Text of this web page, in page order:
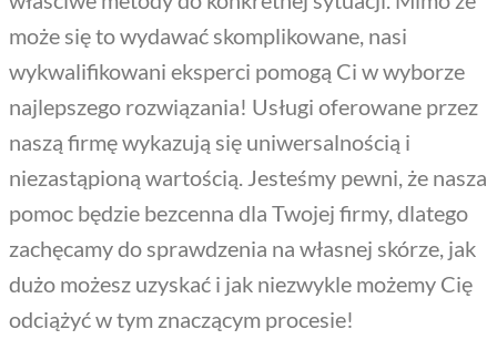
może się to wydawać skomplikowane, nasi
wykwalifikowani eksperci pomogą Ci w wyborze
najlepszego rozwiązania! Usługi oferowane przez
naszą firmę wykazują się uniwersalnością i
niezastąpioną wartością. Jesteśmy pewni, że nasza
pomoc będzie bezcenna dla Twojej firmy, dlatego
zachęcamy do sprawdzenia na własnej skórze, jak
dużo możesz uzyskać i jak niezwykle możemy Cię
odciążyć w tym znaczącym procesie!